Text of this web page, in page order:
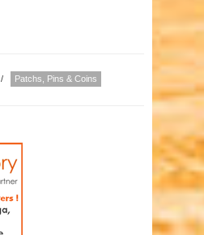
/ Patchs, Pins & Coins